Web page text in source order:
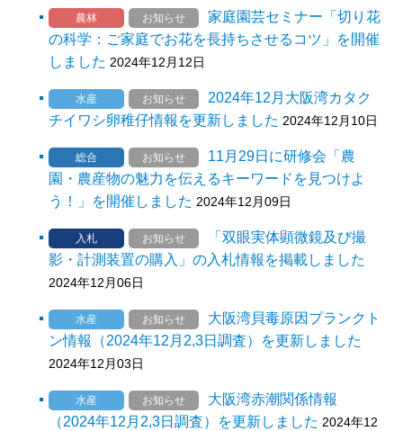
農林 お知らせ
家庭園芸セミナー「切り花
の科学：ご家庭でお花を長持ちさせるコツ」を開催
しました 2024年12月12日
水産 お知らせ
2024年12月大阪湾カタク
チイワシ卵稚仔情報を更新しました 2024年12月10日
総合 お知らせ
11月29日に研修会「農
園・農産物の魅力を伝えるキーワードを見つけよ
う！」を開催しました 2024年12月09日
入札 お知らせ
「双眼実体顕微鏡及び撮
影・計測装置の購入」の入札情報を掲載しました
2024年12月06日
水産 お知らせ
大阪湾貝毒原因プランクト
ン情報（2024年12月2,3日調査）を更新しました
2024年12月03日
水産 お知らせ
大阪湾赤潮関係情報
（2024年12月2,3日調査）を更新しました 2024年12